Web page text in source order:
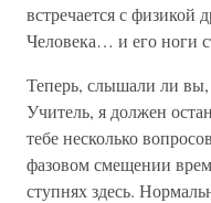
встречается с физикой
Человека… и его ноги
Теперь, слышали ли вы,
Учитель, я должен
тебе несколько
фазовом смещении
ступнях здесь.